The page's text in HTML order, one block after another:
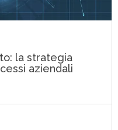
la strategia
aziendali